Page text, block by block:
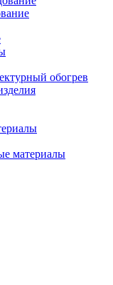
обогрев
материалы